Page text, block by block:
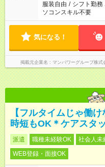
服装自由 / シフト勤務
ソコンスキル不要
気になる！
掲載元企業名 マンパワーグループ株
【フルタイムじゃ働
時短もOK＊ケアスタ
派遣 職種未経験OK 社会人未
WEB登録・面接OK